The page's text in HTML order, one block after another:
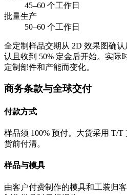
45–60 个工作日
批量生产
50–60 个工作日
全定制样品交期从 2D 效果图确
认且收到 50% 定金后开始。实际
定制部件和产能而变化。
商务条款与全球交付
付款方式
样品须 100% 预付。大货采用 T/T
货前付清。
样品与模具
由客户付费制作的模具和工装归